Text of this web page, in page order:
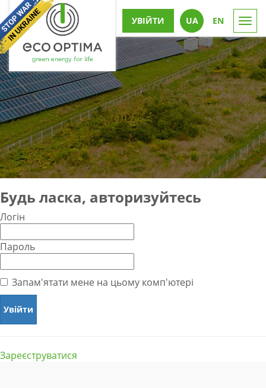
УВІЙТИ UА EN
Будь ласка, авторизуйтесь
Логін
Пароль
Запам'ятати мене на цьому комп'ютері
Зареєструватися